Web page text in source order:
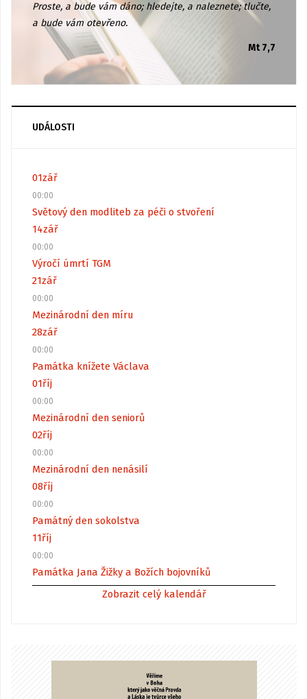
Proste, a bude vám dáno; hledejte, a naleznete; tlučte,
a bude vám otevřeno.
Mt 7,7
UDÁLOSTI
01zář
00:00
Světový den modliteb za péči o stvoření
14zář
00:00
Výročí úmrtí TGM
21zář
00:00
Mezinárodní den míru
28zář
00:00
Památka knížete Václava
01říj
00:00
Mezinárodní den seniorů
02říj
00:00
Mezinárodní den nenásilí
08říj
00:00
Památný den sokolstva
11říj
00:00
Památka Jana Žižky a Božích bojovníků
Zobrazit celý kalendář